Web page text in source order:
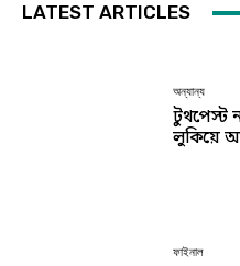
LATEST ARTICLES
অন্যান্য
টুথপেস্ট
লুকিয়ে
ফাইনাল